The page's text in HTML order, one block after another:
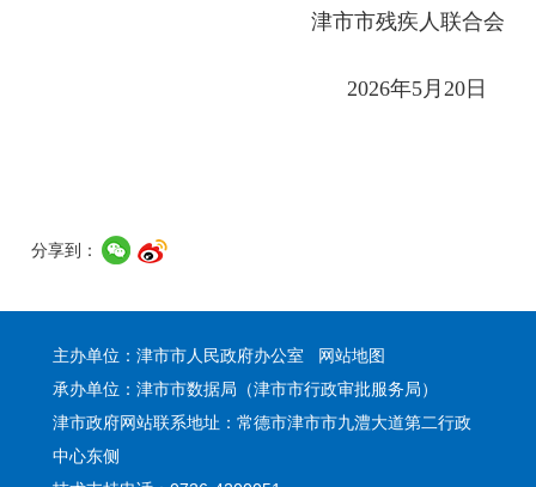
津市市残疾人联合会
2026年5月20日
分享到：
主办单位：津市市人民政府办公室 网站地图
承办单位：津市市数据局（津市市行政审批服务局）
津市政府网站联系地址：常德市津市市九澧大道第二行政
中心东侧